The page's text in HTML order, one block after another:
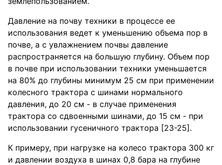
Давление на почву техники в процессе ее
использования ведет к уменьшению объема пор в
почве, а с увлажнением почвы давление
распространяется на большую глубину. Объем пор
в почве при использовании техники уменьшается
на 80% до глубины минимум 25 см при применении
колесного трактора с шинами нормального
давления, до 20 см - в случае применения
трактора со сдвоенными шинами, до 15 см - при
использовании гусеничного трактора [23-25].
К примеру, при нагрузке на колесо трактора 300 кг
и давлении воздуха в шинах 0,8 бара на глубине